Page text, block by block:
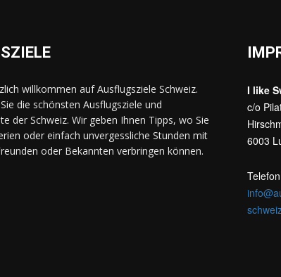
willkommen auf Ausflugsziele Schweiz.
die schönsten Ausflugsziele und
der Schweiz. Wir geben Ihnen Tipps, wo Sie
oder einfach unvergessliche Stunden mit
oder Bekannten verbringen können.
I like
c/o
6003